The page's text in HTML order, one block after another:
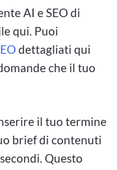
AI e SEO di
qui. Puoi
dettagliati qui
che il tuo
il tuo termine
brief di contenuti
Questo